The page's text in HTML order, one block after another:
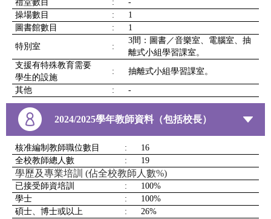
禮堂數目
:
-
操場數目
:
1
圖書館數目
: 1
特別室 :
3間：圖書／音樂室、電腦室、抽
離式小組學習課室。
支援有特殊教育需要
學生的設施
: 抽離式小組學習課室。
其他 : -
2024/2025學年教師資料（包括校長）
核准編制教師職位數目 :
16
全校教師總人數
: 19
學歷及專業培訓 (佔全校教師人數%)
已接受師資培訓 :
100%
學士
:
100%
碩士、博士或以上
:
26%